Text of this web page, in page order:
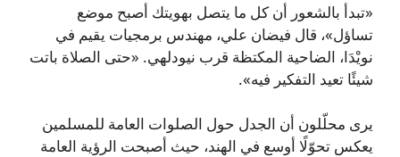
«تبدأ بالشعور أن كل ما يتصل بهويتك أصبح موضع
تساؤل»، قال فيضان علي، مهندس برمجيات يقيم في
نويْدَا، الضاحية المكتظة قرب نيودلهي. «حتى الصلاة باتت
شيئًا تعيد التفكير فيه».
يرى محلّلون أن الجدل حول الصلوات العامة للمسلمين
يعكس تحوّلًا أوسع في الهند، حيث أصبحت الرؤية العامة